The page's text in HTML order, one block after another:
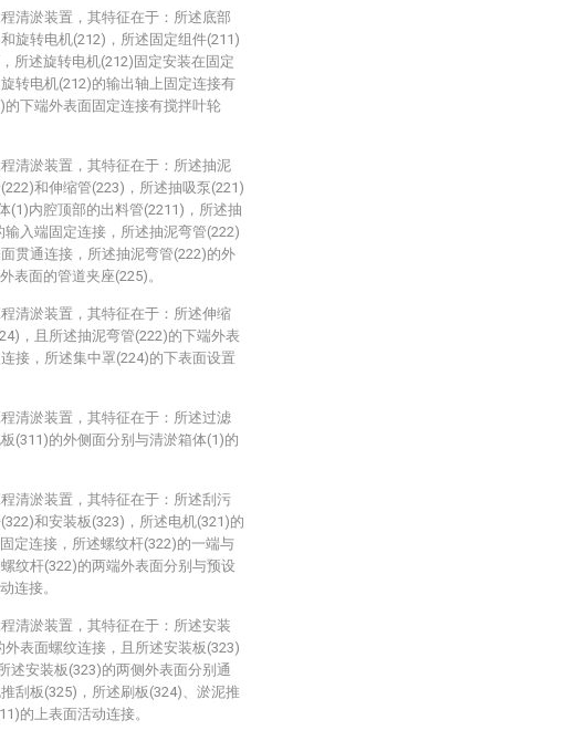
清淤装置，其特征在于：所述底部
旋转电机(212)，所述固定组件(211)
所述旋转电机(212)固定安装在固定
转电机(212)的输出轴上固定连接有
下端外表面固定连接有搅拌叶轮
清淤装置，其特征在于：所述抽泥
和伸缩管(223)，所述抽吸泵(221)
(1)内腔顶部的出料管(2211)，所述抽
入端固定连接，所述抽泥弯管(222)
贯通连接，所述抽泥弯管(222)的外
表面的管道夹座(225)。
清淤装置，其特征在于：所述伸缩
，且所述抽泥弯管(222)的下端外表
接，所述集中罩(224)的下表面设置
清淤装置，其特征在于：所述过滤
(311)的外侧面分别与清淤箱体(1)的
清淤装置，其特征在于：所述刮污
和安装板(323)，所述电机(321)的
定连接，所述螺纹杆(322)的一端与
纹杆(322)的两端外表面分别与预设
连接。
清淤装置，其特征在于：所述安装
表面螺纹连接，且所述安装板(323)
述安装板(323)的两侧外表面分别通
刮板(325)，所述刷板(324)、淤泥推
的上表面活动连接。